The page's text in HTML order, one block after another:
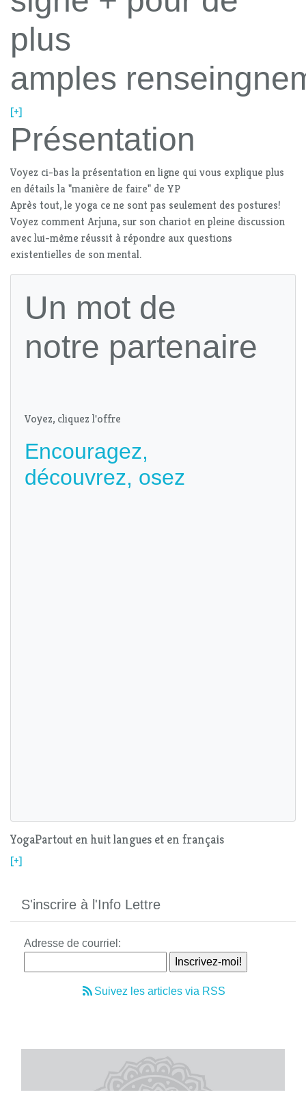
plus
amples
[+]
Présentation
Voyez ci-bas la présentation en ligne qui vous explique plus
en détails la "manière de faire" de YP
Après tout, le yoga ce ne sont pas seulement des postures!
Voyez comment Arjuna, sur son chariot en pleine discussion
avec lui-même réussit à répondre aux questions
existentielles de son mental.
Un mot de
notre partenaire
Voyez, cliquez l'offre
Encouragez,
découvrez, osez
YogaPartout en huit langues et en français
[+]
S'inscrire à l'Info Lettre
Adresse de courriel:
Suivez les articles via RSS